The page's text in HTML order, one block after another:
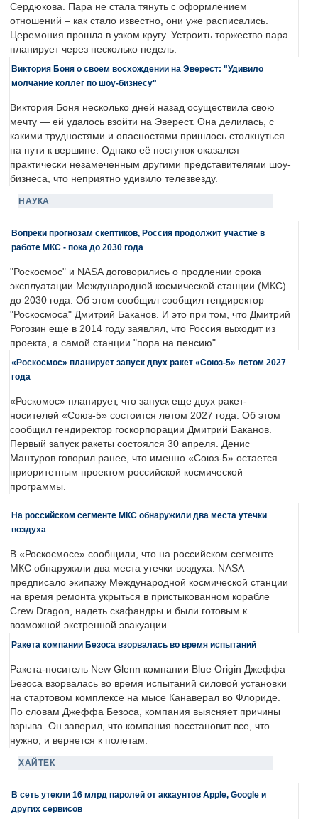
Сердюкова. Пара не стала тянуть с оформлением
отношений – как стало известно, они уже расписались.
Церемония прошла в узком кругу. Устроить торжество пара
планирует через несколько недель.
Виктория Боня о своем восхождении на Эверест: "Удивило
молчание коллег по шоу-бизнесу"
Виктория Боня несколько дней назад осуществила свою
мечту — ей удалось взойти на Эверест. Она делилась, с
какими трудностями и опасностями пришлось столкнуться
на пути к вершине. Однако её поступок оказался
практически незамеченным другими представителями шоу-
бизнеса, что неприятно удивило телезвезду.
НАУКА
Вопреки прогнозам скептиков, Россия продолжит участие в
работе МКС - пока до 2030 года
"Роскосмос" и NASA договорились о продлении срока
эксплуатации Международной космической станции (МКС)
до 2030 года. Об этом сообщил сообщил гендиректор
"Роскосмоса" Дмитрий Баканов. И это при том, что Дмитрий
Рогозин еще в 2014 году заявлял, что Россия выходит из
проекта, а самой станции "пора на пенсию".
«Роскосмос» планирует запуск двух ракет «Союз-5» летом 2027
года
«Роскомос» планирует, что запуск еще двух ракет-
носителей «Союз-5» состоится летом 2027 года. Об этом
сообщил гендиректор госкорпорации Дмитрий Баканов.
Первый запуск ракеты состоялся 30 апреля. Денис
Мантуров говорил ранее, что именно «Союз-5» остается
приоритетным проектом российской космической
программы.
На российском сегменте МКС обнаружили два места утечки
воздуха
В «Роскосмосе» сообщили, что на российском сегменте
МКС обнаружили два места утечки воздуха. NASA
предписало экипажу Международной космической станции
на время ремонта укрыться в пристыкованном корабле
Crew Dragon, надеть скафандры и были готовым к
возможной экстренной эвакуации.
Ракета компании Безоса взорвалась во время испытаний
Ракета-носитель New Glenn компании Blue Origin Джеффа
Безоса взорвалась во время испытаний силовой установки
на стартовом комплексе на мысе Канаверал во Флориде.
По словам Джеффа Безоса, компания выясняет причины
взрыва. Он заверил, что компания восстановит все, что
нужно, и вернется к полетам.
ХАЙТЕК
В сеть утекли 16 млрд паролей от аккаунтов Apple, Google и
других сервисов